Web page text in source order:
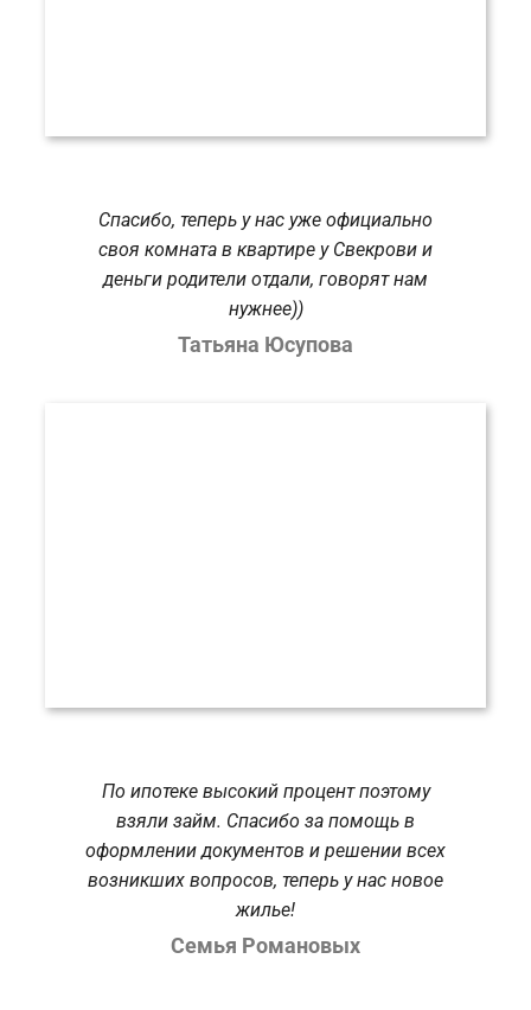
Спасибо, теперь у нас уже официально
своя комната в квартире у Свекрови и
деньги родители отдали, говорят нам
нужнее))
Татьяна Юсупова
По ипотеке высокий процент поэтому
взяли займ. Спасибо за помощь в
оформлении документов и решении всех
возникших вопросов, теперь у нас новое
жилье!
Семья Романовых